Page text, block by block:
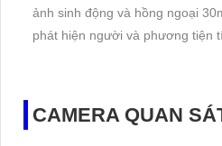
ảnh sinh động và hồng ngoại
phát hiện người và phương tiện
CAMERA QUAN